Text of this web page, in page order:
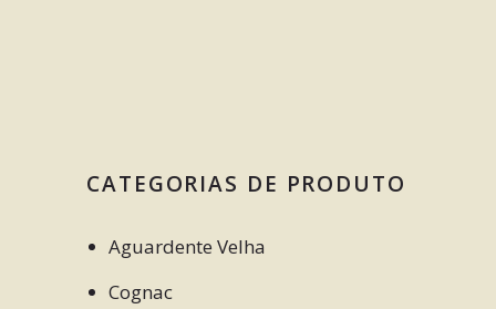
CATEGORIAS DE PRODUTO
Aguardente Velha
Cognac